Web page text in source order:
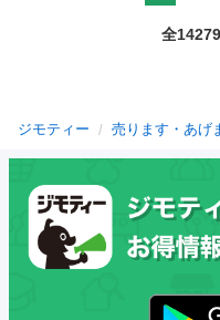
全
ジモティー 売ります・あげ